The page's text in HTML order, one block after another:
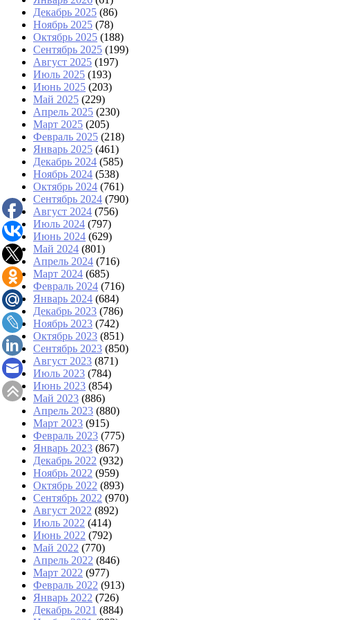
Декабрь 2025 (86)
Ноябрь 2025 (78)
Октябрь 2025 (188)
Сентябрь 2025 (199)
Август 2025 (197)
Июль 2025 (193)
Июнь 2025 (203)
Май 2025 (229)
Апрель 2025 (230)
Март 2025 (205)
Февраль 2025 (218)
Январь 2025 (461)
Декабрь 2024 (585)
Ноябрь 2024 (538)
Октябрь 2024 (761)
Сентябрь 2024 (790)
Август 2024 (756)
Июль 2024 (797)
Июнь 2024 (629)
Май 2024 (801)
Апрель 2024 (716)
Март 2024 (685)
Февраль 2024 (716)
Январь 2024 (684)
Декабрь 2023 (786)
Ноябрь 2023 (742)
Октябрь 2023 (851)
Сентябрь 2023 (850)
Август 2023 (871)
Июль 2023 (784)
Июнь 2023 (854)
Май 2023 (886)
Апрель 2023 (880)
Март 2023 (915)
Февраль 2023 (775)
Январь 2023 (867)
Декабрь 2022 (932)
Ноябрь 2022 (959)
Октябрь 2022 (893)
Сентябрь 2022 (970)
Август 2022 (892)
Июль 2022 (414)
Июнь 2022 (792)
Май 2022 (770)
Апрель 2022 (846)
Март 2022 (977)
Февраль 2022 (913)
Январь 2022 (726)
Декабрь 2021 (884)